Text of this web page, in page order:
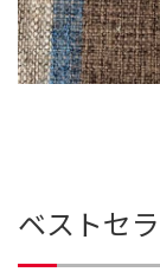
ベストセ